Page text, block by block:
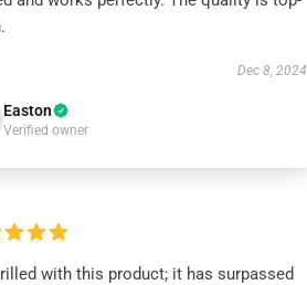
Dec 8, 2024
Easton
Verified owner
with this product; it has surpassed